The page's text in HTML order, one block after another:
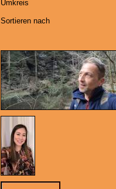
Umkreis
Sortieren nach